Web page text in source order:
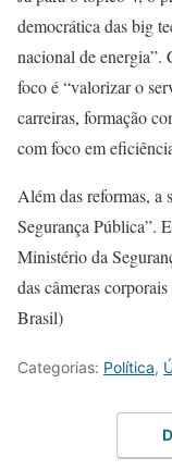
democrática das big
nacional de energia”.
foco é “valorizar o
carreiras, formação
com foco em
Além das reformas, a
Segurança Pública”.
Ministério da
das câmeras
Brasil)
Categorias: Política,